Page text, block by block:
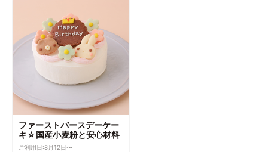
ファーストバースデーケー
キ☆国産小麦粉と安心材料
ご利用日:8月12日〜